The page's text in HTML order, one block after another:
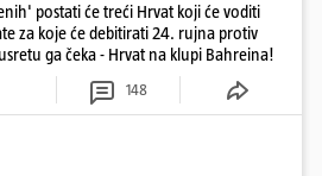
postati će treći Hrvat koji će voditi
za koje će debitirati 24. rujna protiv
ga čeka - Hrvat na klupi Bahreina!
148